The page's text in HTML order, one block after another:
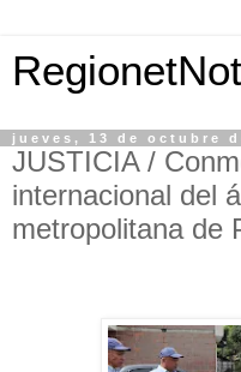
jueves, 13 de octubre
JUSTICIA /
internacional del
metropolitana de